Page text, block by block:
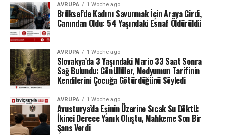
AVRUPA 1 Woche ago
Brüksel’de Kadını Savunmak İçin Araya Girdi,
Canından Oldu: 54 Yaşındaki Esnaf Öldürüldü
AVRUPA 1 Woche ago
Slovakya’da 3 Yaşındaki Mario 33 Saat Sonra
Sağ Bulundu: Gönüllüler, Medyumun Tarifinin
Kendilerini Çocuğa Götürdüğünü Söyledi
AVRUPA 1 Woche ago
Avusturya’da Eşinin Üzerine Sıcak Su Döktü:
İkinci Derece Yanık Oluştu, Mahkeme Son Bir
Şans Verdi